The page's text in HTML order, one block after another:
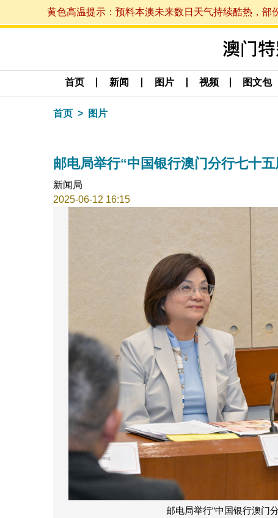
黄色高温提示：预料本澳未来数日天气持续酷热，
首页 新闻 图片 视频 图文包
首页 图片
邮电局举行“中国银行澳门分行七十五
新闻局
2025-06-12 16:15
邮电局举行“中国银行澳门